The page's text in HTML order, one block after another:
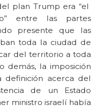
plan Trump era “el
entre las partes
presente que las
toda la ciudad de
del territorio a toda
demás, la imposición
acerca del
de un Estado
ministro israelí había